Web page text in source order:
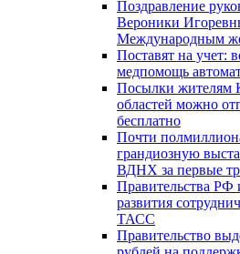
Поздравление
Вероники
Международным
Поставят на учет:
медпомощь
Посылки жителям
областей можно
бесплатно
Почти
грандиозную
ВДНХ за первые
Правительства РФ
развития
ТАСС
Правительство